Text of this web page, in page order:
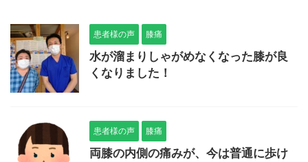
患者様の声 膝痛
水が溜まりしゃがめなくなった膝が良
くなりました！
患者様の声 膝痛
両膝の内側の痛みが、今は普通に歩け